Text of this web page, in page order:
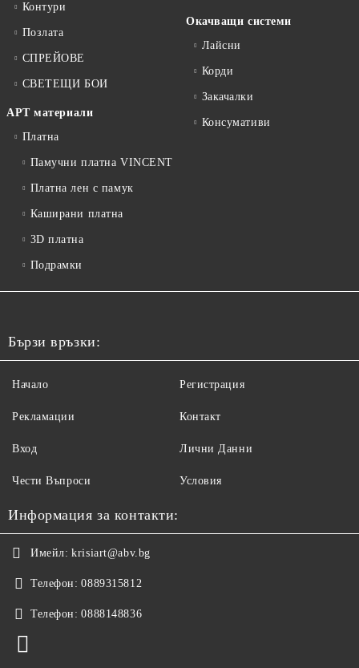
Контури
Позлата
СПРЕЙОВЕ
СВЕТЕЩИ БОИ
АРТ материали
Платна
Памучни платна VINCENT
Платна лен с памук
Каширани платна
3D платна
Подрамки
Окачващи системи
Лайсни
Корди
Закачалки
Консумативи
Бързи връзки:
Начало
Рекламации
Вход
Чести Въпроси
Регистрация
Контакт
Лични Данни
Условия
Информация за контакти:
Имейл: krisiart@abv.bg
Телефон: 0889315812
Телефон: 0888148836